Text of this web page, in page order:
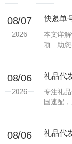
08/07
2026
本文详
项，助
08/06
2026
专注礼
国速配
08/06